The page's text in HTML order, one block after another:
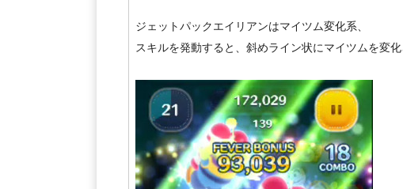
ジェットパックエイリアンはマイツム変化系、
スキルを発動すると、斜めライン状にマイツムを変化